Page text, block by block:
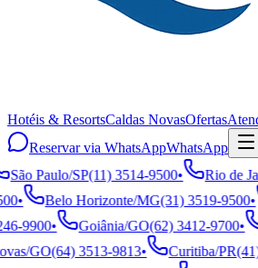
Hotéis & ResortsCaldas NovasOfertas
Reservar via WhatsAppWhatsApp
São Paulo/SP(11) 3514-9500• Rio de
• Belo Horizonte/MG(31) 3519-9500•
9900• Goiânia/GO(62) 3412-9700•
/GO(64) 3513-9813• Curitiba/PR